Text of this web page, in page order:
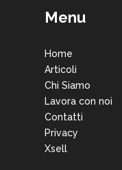
Menu
Home
Articoli
Chi Siamo
Lavora con noi
Contatti
Privacy
Xsell